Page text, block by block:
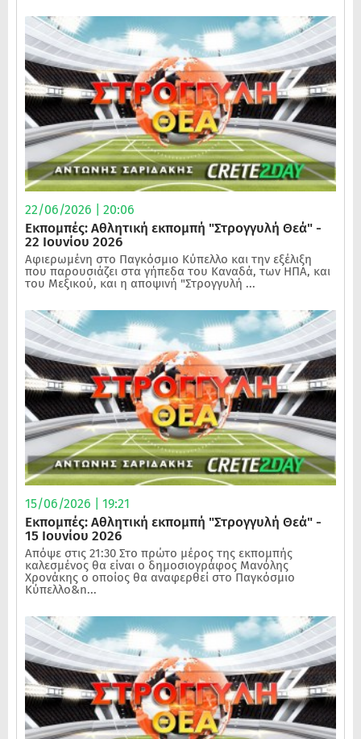
22/06/2026 | 20:06
Εκπομπές: Αθλητική εκπομπή "Στρογγυλή Θεά" -
22 Ιουνίου 2026
Αφιερωμένη στο Παγκόσμιο Κύπελλο και την εξέλιξη
που παρουσιάζει στα γήπεδα του Καναδά, των ΗΠΑ, και
του Μεξικού, και η αποψινή "Στρογγυλή ...
15/06/2026 | 19:21
Εκπομπές: Αθλητική εκπομπή "Στρογγυλή Θεά" -
15 Ιουνίου 2026
Απόψε στις 21:30 Στο πρώτο μέρος της εκπομπής
καλεσμένος θα είναι ο δημοσιογράφος Μανόλης
Χρονάκης ο οποίος θα αναφερθεί στο Παγκόσμιο
Κύπελλο&n...